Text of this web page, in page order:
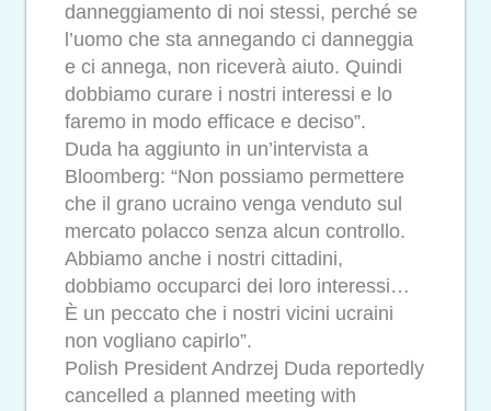
danneggiamento di noi stessi, perché se
l’uomo che sta annegando ci danneggia
e ci annega, non riceverà aiuto. Quindi
dobbiamo curare i nostri interessi e lo
faremo in modo efficace e deciso”.
Duda ha aggiunto in un’intervista a
Bloomberg: “Non possiamo permettere
che il grano ucraino venga venduto sul
mercato polacco senza alcun controllo.
Abbiamo anche i nostri cittadini,
dobbiamo occuparci dei loro interessi…
È un peccato che i nostri vicini ucraini
non vogliano capirlo”.
Polish President Andrzej Duda reportedly
cancelled a planned meeting with